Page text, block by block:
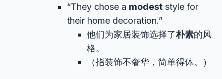
“They chose a modest style for
their home decoration.”
他们为家居装饰选择了朴素的风
格。
（指装饰不奢华，简单得体。）